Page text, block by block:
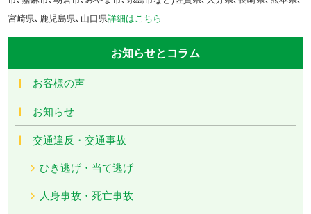
宮崎県､鹿児島県､山口県詳細はこちら
お知らせとコラム
お客様の声
お知らせ
交通違反・交通事故
ひき逃げ・当て逃げ
人身事故・死亡事故